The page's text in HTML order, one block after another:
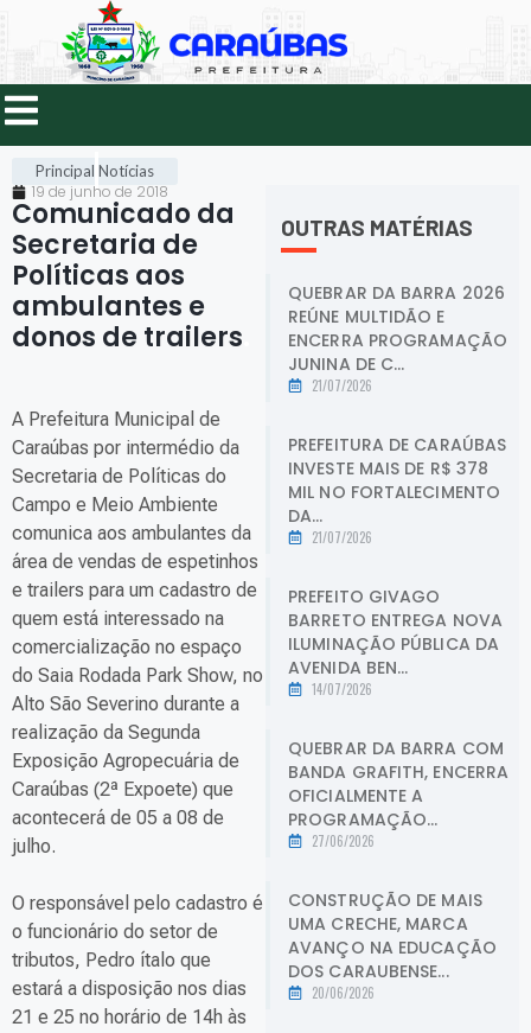
Principal Notícias
19 de junho de 2018
Comunicado da
Secretaria de
Políticas aos
ambulantes e
donos de trailers
A Prefeitura Municipal de
Caraúbas por intermédio da
Secretaria de Políticas do
Campo e Meio Ambiente
comunica aos ambulantes da
área de vendas de espetinhos
e trailers para um cadastro de
quem está interessado na
comercialização no espaço
do Saia Rodada Park Show, no
Alto São Severino durante a
realização da Segunda
Exposição Agropecuária de
Caraúbas (2ª Expoete) que
acontecerá de 05 a 08 de
julho.
O responsável pelo cadastro é
o funcionário do setor de
tributos, Pedro ítalo que
estará a disposição nos dias
21 e 25 no horário de 14h às
OUTRAS MATÉRIAS
QUEBRAR DA BARRA 2026
REÚNE MULTIDÃO E
ENCERRA PROGRAMAÇÃO
JUNINA DE C...
21/07/2026
PREFEITURA DE CARAÚBAS
INVESTE MAIS DE R$ 378
MIL NO FORTALECIMENTO
DA...
21/07/2026
PREFEITO GIVAGO
BARRETO ENTREGA NOVA
ILUMINAÇÃO PÚBLICA DA
AVENIDA BEN...
14/07/2026
QUEBRAR DA BARRA COM
BANDA GRAFITH, ENCERRA
OFICIALMENTE A
PROGRAMAÇÃO...
27/06/2026
CONSTRUÇÃO DE MAIS
UMA CRECHE, MARCA
AVANÇO NA EDUCAÇÃO
DOS CARAUBENSE...
20/06/2026